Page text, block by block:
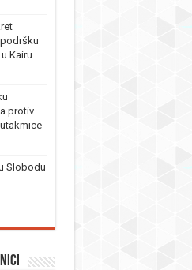
Kairu
protiv
Slobodu